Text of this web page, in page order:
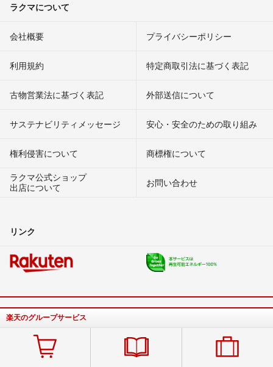
ラクマについて
会社概要 プライバシーポリシー
利用規約 特定商取引法に基づく表記
古物営業法に基づく表記 外部送信について
サステナビリティメッセージ 安心・安全のための取り組み
権利侵害について
商標権について
ラクマ公式ショップ
出店について
お問い合わせ
リンク
楽天のグループサービス